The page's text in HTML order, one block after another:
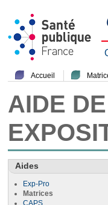
Accueil
AIDE
Aides
Exp-Pro
Matrices